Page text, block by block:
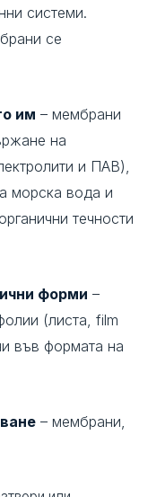
системи.
се
им – мембрани
на
и ПАВ),
морска вода и
течности
форми –
(листа, film
във формата на
– мембрани,